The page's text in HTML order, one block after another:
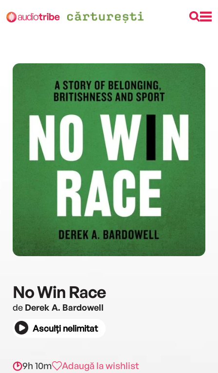
No Win Race
de Derek A. Bardowell
Asculți nelimitat
9h 10m Adaugă la wishlist